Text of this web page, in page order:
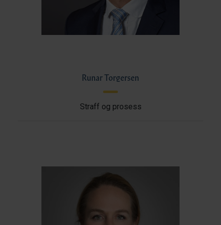
Runar Torgersen
Straff og prosess